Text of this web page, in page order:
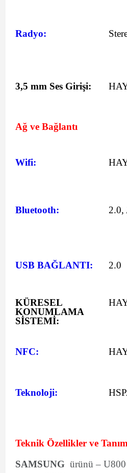
Radyo:
3,5 mm Ses Girişi:
Ağ ve Bağlantı
Wifi:
Bluetooth: 2.0,
USB BAĞLANTI: 2.0
KÜRESEL
KONUMLAMA
SİSTEMİ:
NFC:
Teknoloji:
Teknik Özellikler ve
SAMSUNG ürünü –